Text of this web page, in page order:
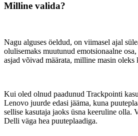
Milline valida?
Nagu alguses öeldud, on viimasel ajal
olulisemaks muutunud emotsionaalne
asjad võivad määrata, milline masin oleks
Kui oled olnud paadunud Trackpointi
Lenovo juurde edasi jääma, kuna
sellise kasutaja jaoks üsna keeruline olla.
Delli väga hea puuteplaadiga.